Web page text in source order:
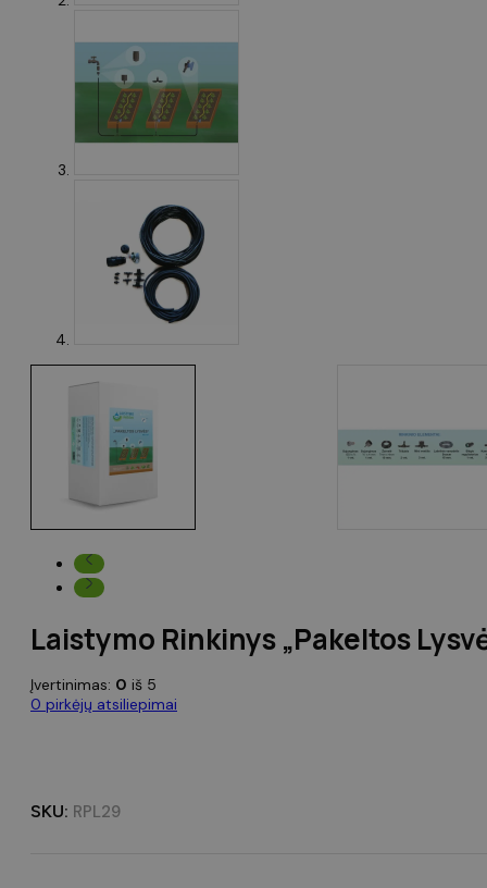
Laistymo Rinkinys „Pakeltos
Įvertinimas: 0 iš 5
0 pirkėjų atsiliepimai
SKU: RPL29